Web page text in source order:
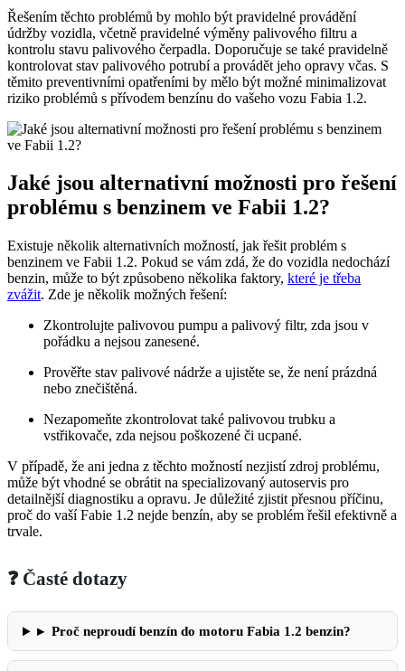
Řešením těchto problémů by mohlo být pravidelné provádění
údržby vozidla, včetně pravidelné výměny palivového filtru a
kontrolu stavu palivového čerpadla. Doporučuje se také pravidelně
kontrolovat stav palivového potrubí a provádět jeho opravy včas. S
těmito preventivními opatřeními by mělo být možné minimalizovat
riziko problémů s přívodem benzínu do vašeho vozu Fabia 1.2.
Jaké jsou alternativní možnosti pro řešení
problému s benzinem ve Fabii 1.2?
Existuje několik alternativních možností, jak řešit problém s
benzinem ve Fabii 1.2. Pokud se vám zdá, že do vozidla nedochází
benzin, může to být způsobeno několika faktory, které je třeba
zvážit. Zde je několik možných řešení:
Zkontrolujte palivovou pumpu a palivový filtr, zda jsou v
pořádku a nejsou zanesené.
Prověřte stav palivové nádrže a ujistěte se, že není prázdná
nebo znečištěná.
Nezapomeňte zkontrolovat také palivovou trubku a
vstřikovače, zda nejsou poškozené či ucpané.
V případě, že ani jedna z těchto možností nezjistí zdroj problému,
může být vhodné se obrátit na specializovaný autoservis pro
detailnější diagnostiku a opravu. Je důležité zjistit přesnou příčinu,
proč do vaší Fabie 1.2 nejde benzín, aby se problém řešil efektivně a
trvale.
❓ Časté dotazy
▸ Proč neproudí benzín do motoru Fabia 1.2 benzin?